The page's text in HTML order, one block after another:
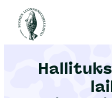
Etusivu